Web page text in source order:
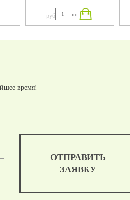
руб шт.
время!
ОТПРАВИТЬ
ЗАЯВКУ